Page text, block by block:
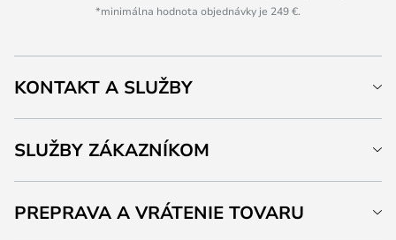
*minimálna hodnota objednávky je 249 €.
KONTAKT A SLUŽBY
SLUŽBY ZÁKAZNÍKOM
PREPRAVA A VRÁTENIE TOVARU